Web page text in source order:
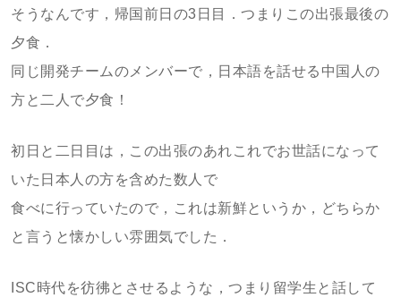
そうなんです，帰国前日の3日目．つまりこの出張最後の
夕食．
同じ開発チームのメンバーで，日本語を話せる中国人の
方と二人で夕食！
初日と二日目は，この出張のあれこれでお世話になって
いた日本人の方を含めた数人で
食べに行っていたので，これは新鮮というか，どちらか
と言うと懐かしい雰囲気でした．
ISC時代を彷彿とさせるような，つまり留学生と話して